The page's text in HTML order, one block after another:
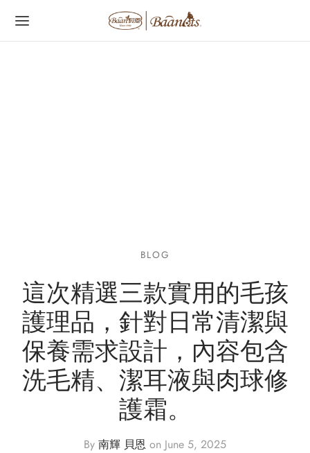
BLOG
這次精選三款實用的毛孩
護理品，針對日常清潔與
保養需求設計，內容包含
洗毛精、潔耳液與肉球修
護霜。
By 南輝 貝恩 on June 5, 2025